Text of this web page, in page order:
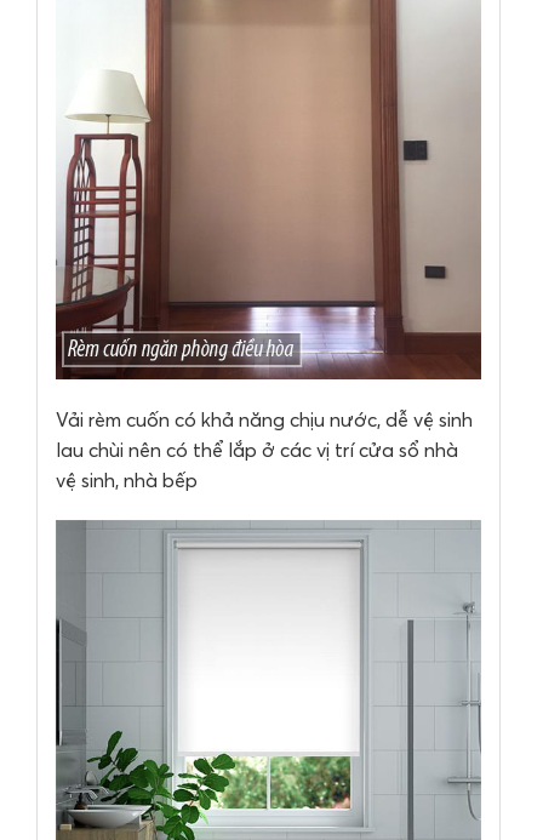
Vải rèm cuốn có khả năng chịu nước, dễ vệ sinh
lau chùi nên có thể lắp ở các vị trí cửa sổ nhà
vệ sinh, nhà bếp